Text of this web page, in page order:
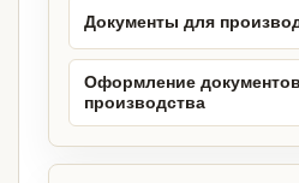
Документы для
Оформление
производства